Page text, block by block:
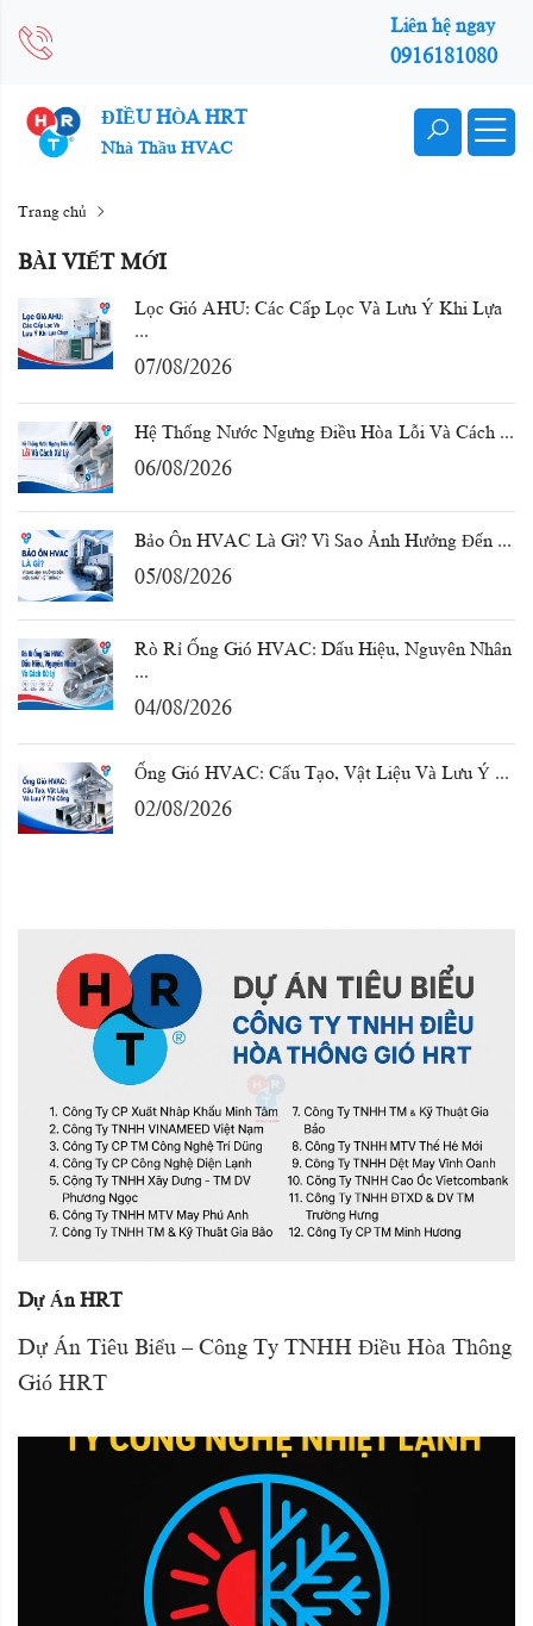
Liên hệ ngay
0916181080
ĐIỀU HÒA HRT
Nhà Thầu HVAC
Trang chủ
BÀI VIẾT MỚI
Lọc Gió AHU: Các Cấp Lọc Và Lưu Ý Khi Lựa
...
07/08/2026
Hệ Thống Nước Ngưng Điều Hòa Lỗi Và Cách ...
06/08/2026
Bảo Ôn HVAC Là Gì? Vì Sao Ảnh Hưởng Đến ...
05/08/2026
Rò Rỉ Ống Gió HVAC: Dấu Hiệu, Nguyên Nhân
...
04/08/2026
Ống Gió HVAC: Cấu Tạo, Vật Liệu Và Lưu Ý ...
02/08/2026
Dự Án HRT
Dự Án Tiêu Biểu – Công Ty TNHH Điều Hòa Thông
Gió HRT